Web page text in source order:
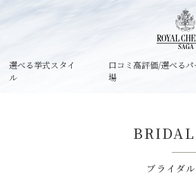
選べる挙式スタイ
ル
口コミ高評価/選べる
場
ブライダ